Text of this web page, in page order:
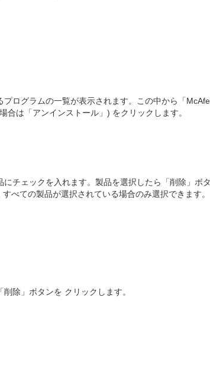
プログラムの一覧が表示されます。この中から「
合は「アンインストール」) をクリックします。
チェックを入れます。製品を選択したら「削除」ボ
べての製品が選択されている場合のみ選択できます。
除」ボタンを クリックします。